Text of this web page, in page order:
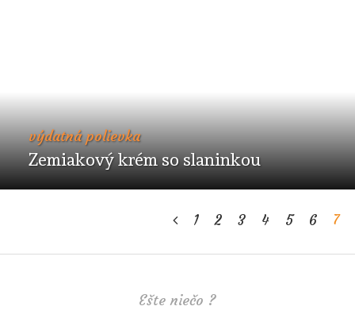
výdatná polievka
Zemiakový krém so slaninkou
1 2 3 4 5 6 7
Ešte niečo ?